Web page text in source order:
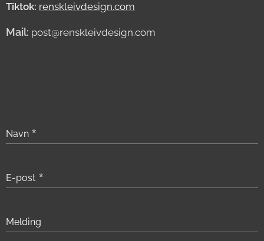
Tiktok: renskleivdesign.com
Mail: post@renskleivdesign.com
Navn
E-post
Melding